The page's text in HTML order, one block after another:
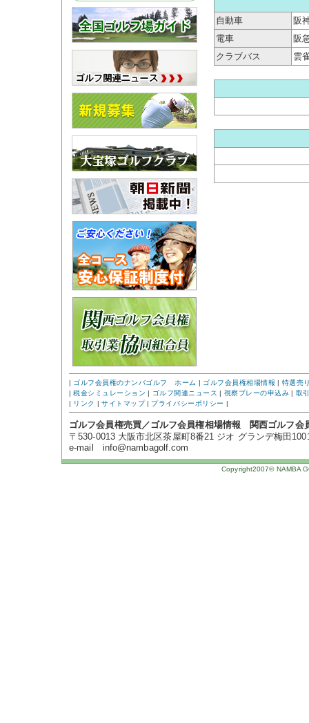
自動車
阪
電車
阪
クラブバス
雲
| ゴルフ会員権のナンバゴルフ ホーム | ゴルフ会員権相場情報 | 特選売
|税金シミュレーション | ゴルフ関連ニュース | 視察プレーの申込み | 取
| リンク |サイトマップ| プライバシーポリシー |
ゴルフ会員権売買／ゴルフ会員権相場情報 関西ゴルフ
〒530-0013 大阪市北区茶屋町8番21 ジオ グランデ梅田
e-mail info@nambagolf.com
Copyright2007© NAMBA